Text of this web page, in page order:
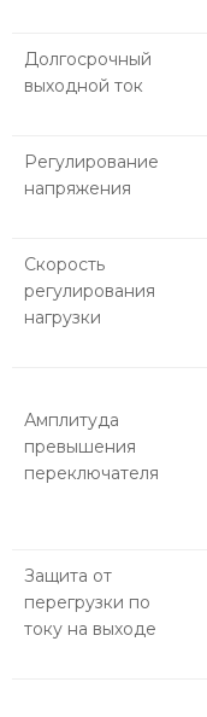
Долгосрочный
выходной ток
Регулирование
напряжения
Скорость
регулирования
нагрузки
Амплитуда
превышения
переключателя
Защита от
перегрузки по
току на выходе